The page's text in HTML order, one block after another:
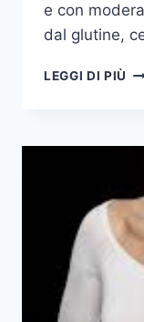
e con
dal glutine,
LEGGI DI PIÙ